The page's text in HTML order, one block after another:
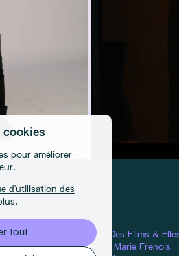
cookies
pour améliorer
d'utilisation des
toutÉquipes : Elles Font Des Films &
Design & Front-end :
Marie Frenois